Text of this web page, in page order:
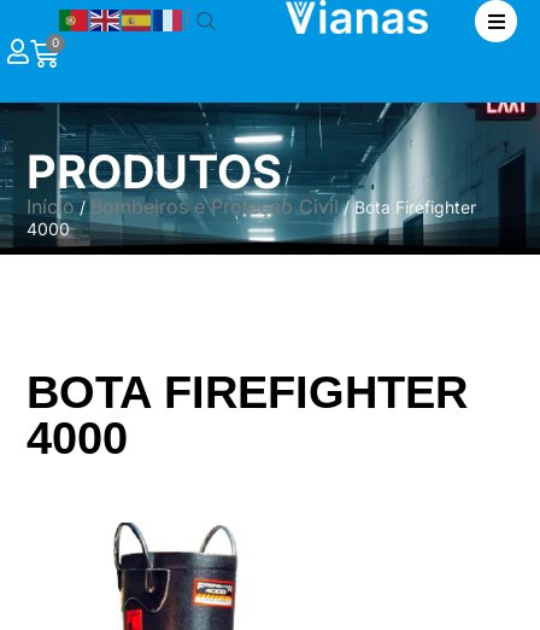
0
PRODUTOS
Início/ Bombeiros e Proteção Civil/ Bota Firefighter
4000
BOTA FIREFIGHTER
4000